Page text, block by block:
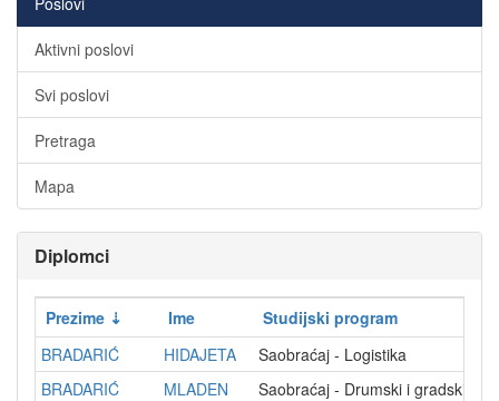
Aktivni poslovi
Svi poslovi
Pretraga
Mapa
Diplomci
Prezime Ime
Studijski program
BRADARIĆ
HIDAJETA
Saobraćaj - Logistika
BRADARIĆ
MLADEN
Saobraćaj - Drumski i gradski